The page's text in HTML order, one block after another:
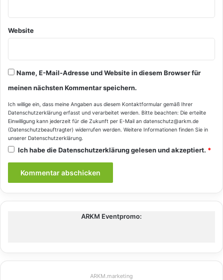
Website
Name, E-Mail-Adresse und Website in diesem Browser für
meinen nächsten Kommentar speichern.
Ich willige ein, dass meine Angaben aus diesem Kontaktformular gemäß Ihrer
Datenschutzerklärung erfasst und verarbeitet werden. Bitte beachten: Die erteilte
Einwilligung kann jederzeit für die Zukunft per E-Mail an datenschutz@arkm.de
(Datenschutzbeauftragter) widerrufen werden. Weitere Informationen finden Sie in
unserer Datenschutzerklärung.
Ich habe dieDatenschutzerklärunggelesen und akzeptiert. *
ARKM Eventpromo:
ARKM.marketing